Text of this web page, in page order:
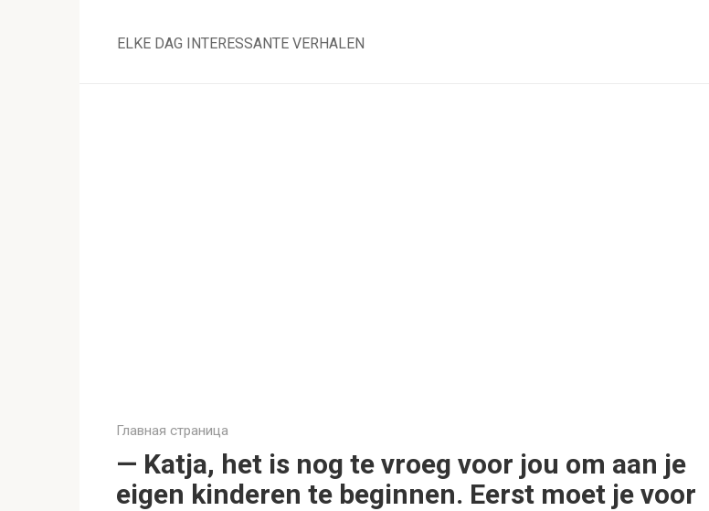
ELKE DAG INTERESSANTE VERHALEN
Главная страница
— Katja, het is nog te vroeg voor jou om aan je
eigen kinderen te beginnen. Eerst moet je voor